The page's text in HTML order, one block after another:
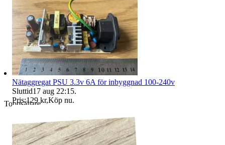
Toppsäljare
Nätaggregat PSU 3.3v 6A för inbyggnad 100-240v
Sluttid17 aug 22:15.
Pris:129 kr,Köp nu.